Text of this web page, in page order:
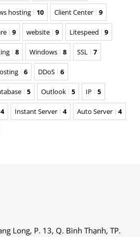
hosting 10 Client Center 9
9 website 9 Litespeed 9
8 Windows 8 SSL 7
6 DDoS 6
5 Outlook 5 IP 5
4 Instant Server 4 Auto Server 4
Long, P. 13, Q. Bình Thạnh, TP.